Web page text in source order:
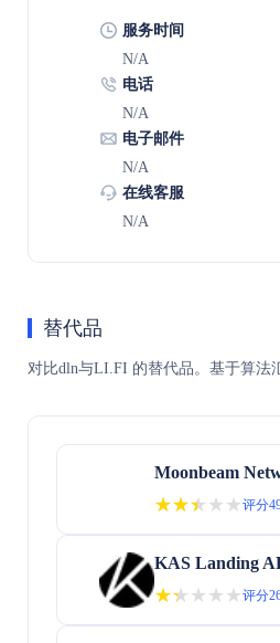
服务时间
N/A
电话
N/A
电子邮件
N/A
在线客服
N/A
替代品
对比dln与LI.FI 的替代品。基于算法
Moonbeam
★★★★★
★★★★★评分
KAS Landing
★★★★★
★★★★★评分